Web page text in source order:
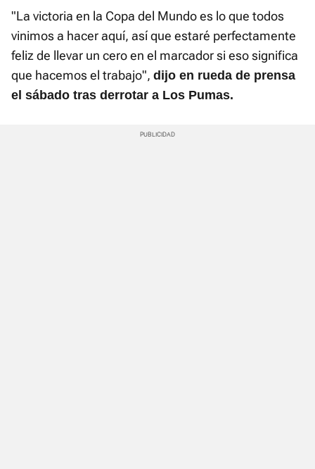
"La victoria en la Copa del Mundo es lo que todos
vinimos a hacer aquí, así que estaré perfectamente
feliz de llevar un cero en el marcador si eso significa
que hacemos el trabajo", dijo en rueda de prensa
el sábado tras derrotar a Los Pumas.